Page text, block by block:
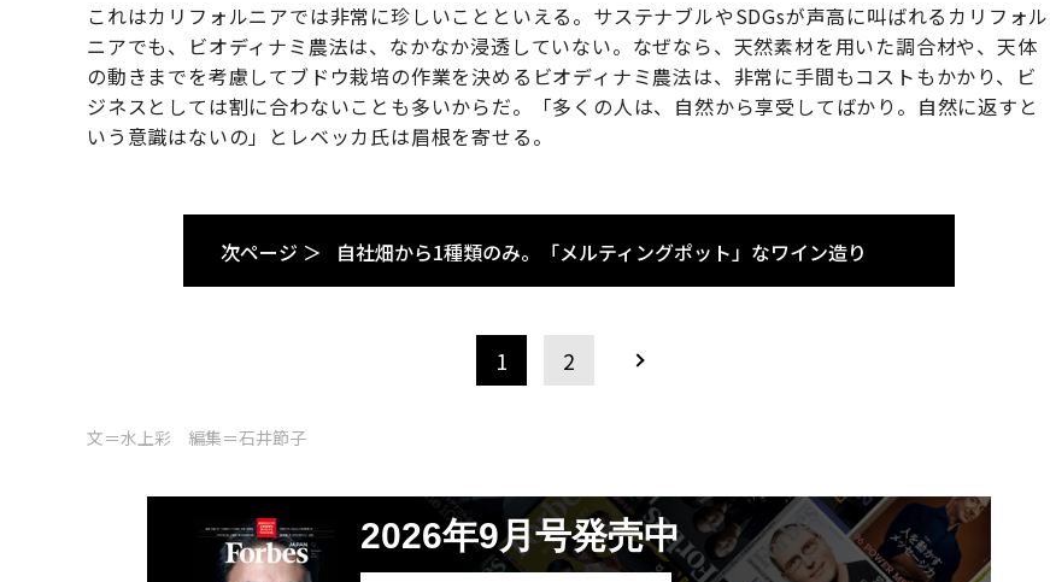
これはカリフォルニアでは非常に珍しいことといえる。サステナブルやSDGsが声高に叫ばれるカリフォル
ニアでも、ビオディナミ農法は、なかなか浸透していない。なぜなら、天然素材を用いた調合材や、天体
の動きまでを考慮してブドウ栽培の作業を決めるビオディナミ農法は、非常に手間もコストもかかり、ビ
ジネスとしては割に合わないことも多いからだ。「多くの人は、自然から享受してばかり。自然に返すと
いう意識はないの」とレベッカ氏は眉根を寄せる。
次ページ ＞ 自社畑から1種類のみ。「メルティングポット」なワイン造り
1 2
文＝水上彩 編集＝石井節子
2026年9月号発売中